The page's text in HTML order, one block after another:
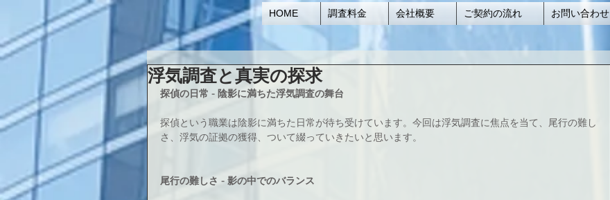
HOME 調査料金 会社概要 ご契約の流れ お問い合わせ
浮気調査と真実の探求
探偵の日常 - 陰影に満ちた浮気調査の舞台
探偵という職業は陰影に満ちた日常が待ち受けています。今回は浮気調査に焦点を当て、尾行の難し
さ、浮気の証拠の獲得、ついて綴っていきたいと思います。
尾行の難しさ - 影の中でのバランス